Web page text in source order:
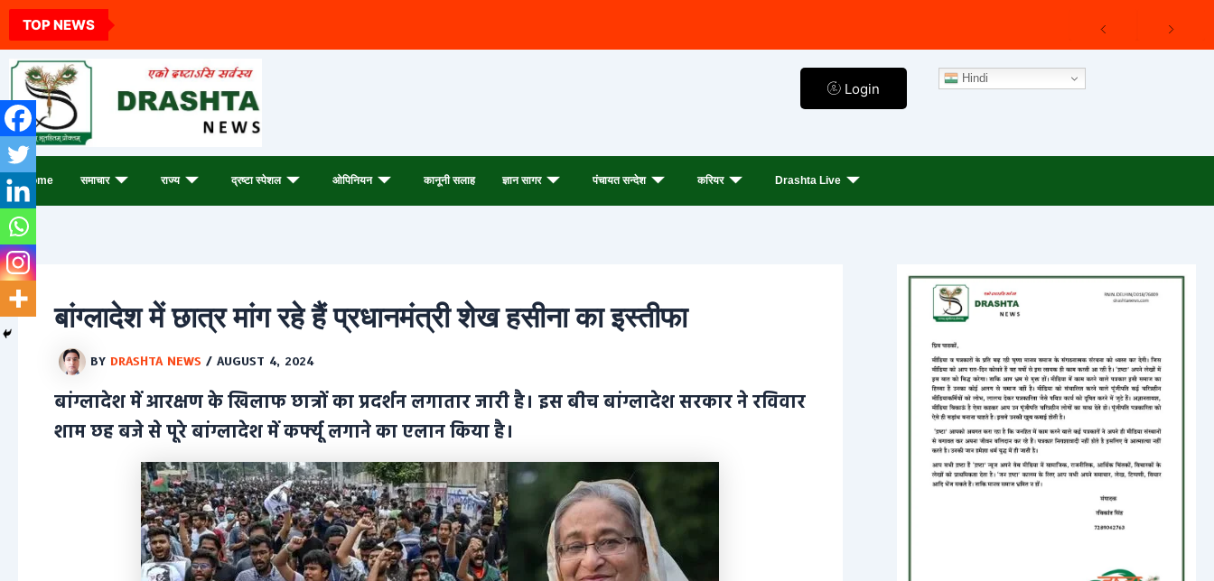
Skip
content
TOP NEWS
Login
Hindi
Home समाचार राज्य द्रष्टा स्पेशल ओपिनियन कानूनी सलाह ज्ञान सागर पंचायत सन्देश करियर Drashta Live
बांग्लादेश में छात्र मांग रहे हैं प्रधानमंत्री शेख हसीना का इस्तीफा
BY DRASHTA NEWS / AUGUST 4, 2024
बांग्लादेश में आरक्षण के खिलाफ छात्रों का प्रदर्शन लगातार जारी है। इस बीच बांग्लादेश सरकार ने रविवार
शाम छह बजे से पूरे बांग्लादेश में कर्फ्यू लगाने का एलान किया है।
Archives